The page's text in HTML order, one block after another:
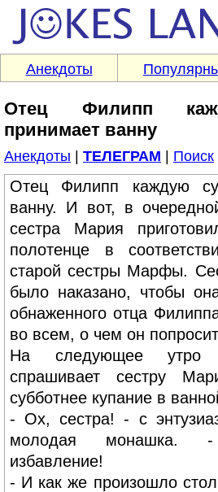
Анекдоты
Отец Филипп
принимает ванну
Анекдоты ТЕЛЕГРАМ Поиск
Отец Филипп каждую
ванну. И вот, в
сестра Мария
полотенце в
старой сестры Марфы.
было наказано, чтобы
обнаженного отца
во всем, о чем он
На следующее утро
спрашивает сестру
субботнее купание в
- Ох, сестра! - с
молодая монашка.
избавление!
- И как же произошло